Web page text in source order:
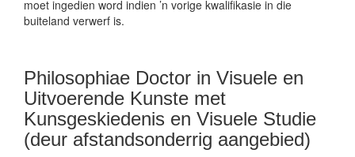
moet ingedien word indien ’n vorige kwalifikasie in die
buiteland verwerf is.
Philosophiae Doctor in Visuele en
Uitvoerende Kunste met
Kunsgeskiedenis en Visuele Studie
(deur afstandsonderrig aangebied)